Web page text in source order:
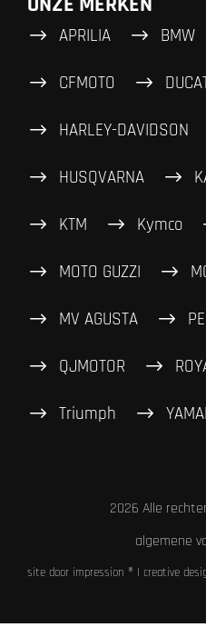
APRILIA BMW
CFMOTO
HARLEY-DAVIDSON
HUSQVARNA
KTM Kymco
MOTO GUZZI
MV AGUSTA
QJMOTOR
Triumph
2026 Alle
algemene
site door impression ® | creative